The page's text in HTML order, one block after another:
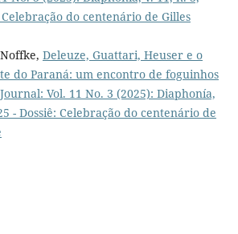
Celebração do centenário de Gilles
Deleuze, Guattari, Heuser e o
do Paraná: um encontro de foguinhos
Vol. 11 No. 3 (2025): Diaphonía,
- Dossiê: Celebração do centenário de